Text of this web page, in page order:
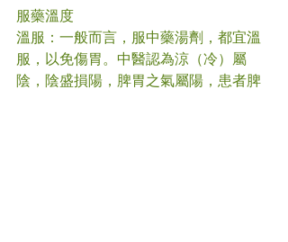
服藥溫度
溫服：一般而言，服中藥湯劑，都宜溫
服，以免傷胃。中醫認為涼（冷）屬
陰，陰盛損陽，脾胃之氣屬陽，患者脾